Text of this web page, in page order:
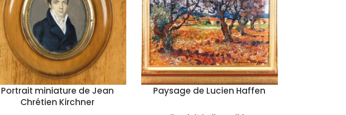
Portrait miniature de Jean
Chrétien Kirchner
Paysage de Lucien Haffen